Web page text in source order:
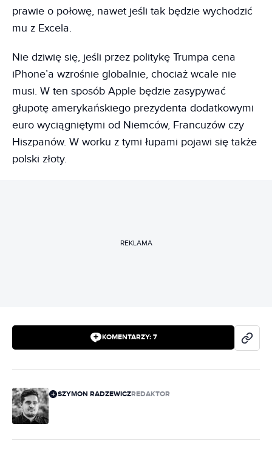
prawie o połowę, nawet jeśli tak będzie wychodzić
mu z Excela.
Nie dziwię się, jeśli przez politykę Trumpa cena
iPhone’a wzrośnie globalnie, chociaż wcale nie
musi. W ten sposób Apple będzie zasypywać
głupotę amerykańskiego prezydenta dodatkowymi
euro wyciągniętymi od Niemców, Francuzów czy
Hiszpanów. W worku z tymi łupami pojawi się także
polski złoty.
REKLAMA
KOMENTARZY: 7
SZYMON RADZEWICZREDAKTOR